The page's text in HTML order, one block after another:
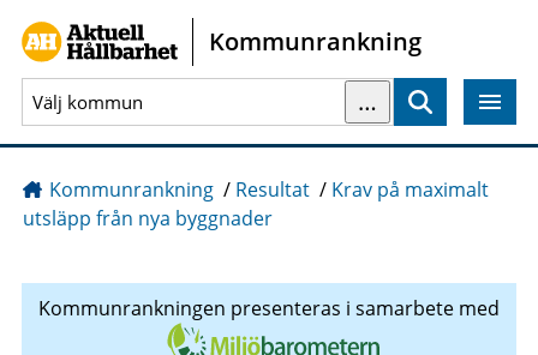
Gå direkt till sidans innehåll
Kommunrankning
…
Kommunrankning / Resultat / Krav på maximalt
utsläpp från nya byggnader
Kommunrankningen presenteras i samarbete med